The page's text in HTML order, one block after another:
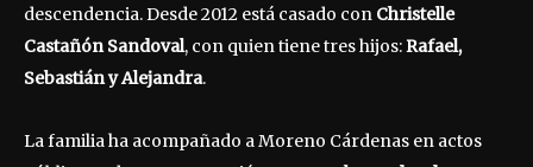
descendencia. Desde 2012 está casado con Christelle
Castañón Sandoval, con quien tiene tres hijos:Rafael,
Sebastián y Alejandra.
La familia ha acompañado a Moreno Cárdenas en actos